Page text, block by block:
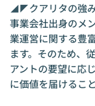
◢◤クアリタの強
事業会社出身のメ
業運営に関する豊
ます。そのため、
アントの要望に応
に価値を届けるこ